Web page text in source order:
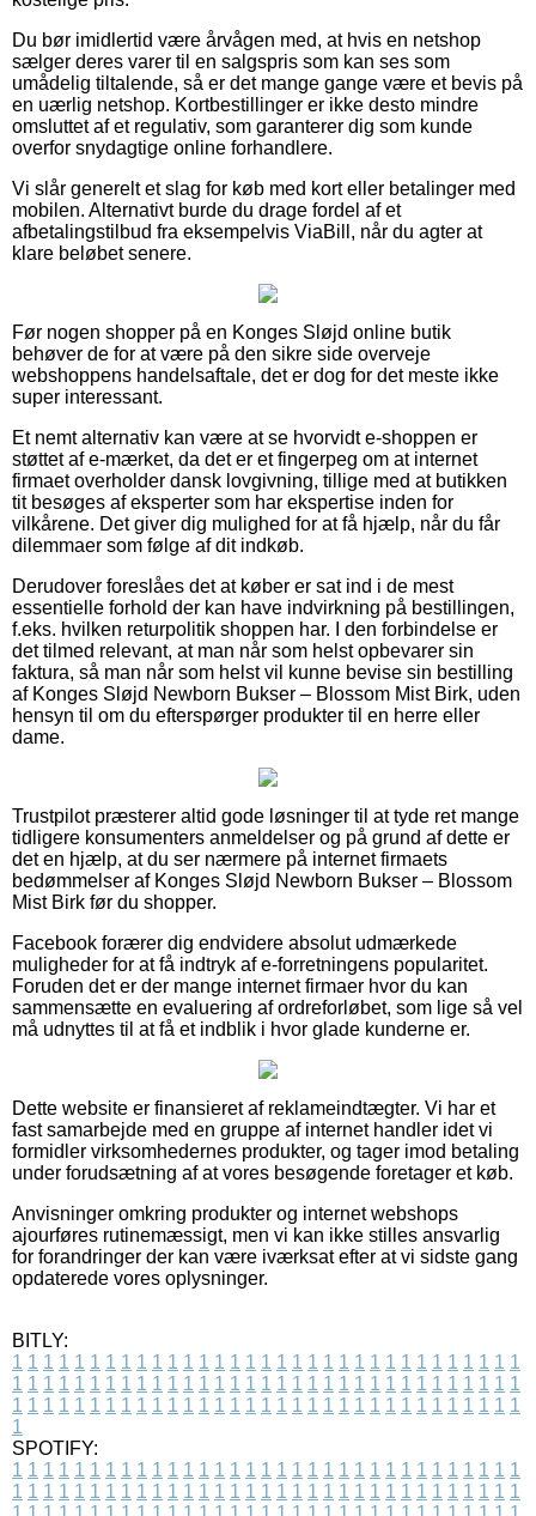
Du bør imidlertid være årvågen med, at hvis en netshop
sælger deres varer til en salgspris som kan ses som
umådelig tiltalende, så er det mange gange være et bevis på
en uærlig netshop. Kortbestillinger er ikke desto mindre
omsluttet af et regulativ, som garanterer dig som kunde
overfor snydagtige online forhandlere.
Vi slår generelt et slag for køb med kort eller betalinger med
mobilen. Alternativt burde du drage fordel af et
afbetalingstilbud fra eksempelvis ViaBill, når du agter at
klare beløbet senere.
Før nogen shopper på en Konges Sløjd online butik
behøver de for at være på den sikre side overveje
webshoppens handelsaftale, det er dog for det meste ikke
super interessant.
Et nemt alternativ kan være at se hvorvidt e-shoppen er
støttet af e-mærket, da det er et fingerpeg om at internet
firmaet overholder dansk lovgivning, tillige med at butikken
tit besøges af eksperter som har ekspertise inden for
vilkårene. Det giver dig mulighed for at få hjælp, når du får
dilemmaer som følge af dit indkøb.
Derudover foreslåes det at køber er sat ind i de mest
essentielle forhold der kan have indvirkning på bestillingen,
f.eks. hvilken returpolitik shoppen har. I den forbindelse er
det tilmed relevant, at man når som helst opbevarer sin
faktura, så man når som helst vil kunne bevise sin bestilling
af Konges Sløjd Newborn Bukser – Blossom Mist Birk, uden
hensyn til om du efterspørger produkter til en herre eller
dame.
Trustpilot præsterer altid gode løsninger til at tyde ret mange
tidligere konsumenters anmeldelser og på grund af dette er
det en hjælp, at du ser nærmere på internet firmaets
bedømmelser af Konges Sløjd Newborn Bukser – Blossom
Mist Birk før du shopper.
Facebook forærer dig endvidere absolut udmærkede
muligheder for at få indtryk af e-forretningens popularitet.
Foruden det er der mange internet firmaer hvor du kan
sammensætte en evaluering af ordreforløbet, som lige så vel
må udnyttes til at få et indblik i hvor glade kunderne er.
Dette website er finansieret af reklameindtægter. Vi har et
fast samarbejde med en gruppe af internet handler idet vi
formidler virksomhedernes produkter, og tager imod betaling
under forudsætning af at vores besøgende foretager et køb.
Anvisninger omkring produkter og internet webshops
ajourføres rutinemæssigt, men vi kan ikke stilles ansvarlig
for forandringer der kan være iværksat efter at vi sidste gang
opdaterede vores oplysninger.
BITLY:
1 1 1 1 1 1 1 1 1 1 1 1 1 1 1 1 1 1 1 1 1 1 1 1 1 1 1 1 1 1 1 1 1
1 1 1 1 1 1 1 1 1 1 1 1 1 1 1 1 1 1 1 1 1 1 1 1 1 1 1 1 1 1 1 1 1
1 1 1 1 1 1 1 1 1 1 1 1 1 1 1 1 1 1 1 1 1 1 1 1 1 1 1 1 1 1 1 1 1
1
SPOTIFY:
1 1 1 1 1 1 1 1 1 1 1 1 1 1 1 1 1 1 1 1 1 1 1 1 1 1 1 1 1 1 1 1 1
1 1 1 1 1 1 1 1 1 1 1 1 1 1 1 1 1 1 1 1 1 1 1 1 1 1 1 1 1 1 1 1 1